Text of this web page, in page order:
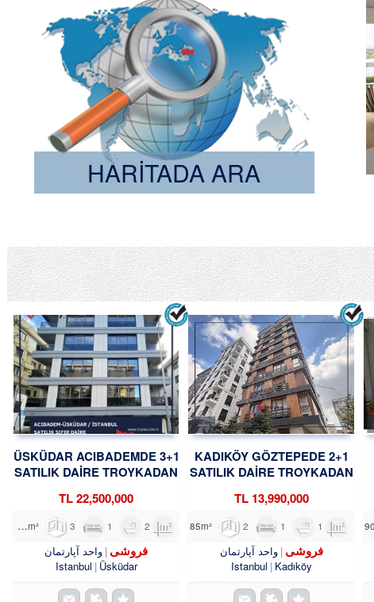
HARİTADA ARA
KADIKÖY GÖZTEPEDE 2+1
SATILIK DAİRE TROYKADAN
13,990,000 TL
2 1 1
فروشی واحد آپارتمان
Istanbul Kadıköy
ÜSKÜDAR ACIBADEMDE 3+1
SATILIK DAİRE TROYKADAN
22,500,000 TL
3 1 2
فروشی واحد آپارتمان
Istanbul Üsküdar